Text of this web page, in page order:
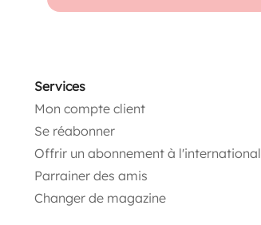
Services
Mon compte client
Se réabonner
Offrir un abonnement à l'international
Parrainer des amis
Changer de magazine